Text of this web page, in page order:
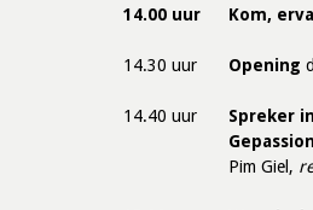
14.00 uur
Kom,
14.30 uur Opening
14.40 uur
Spreker
Pim Giel ,